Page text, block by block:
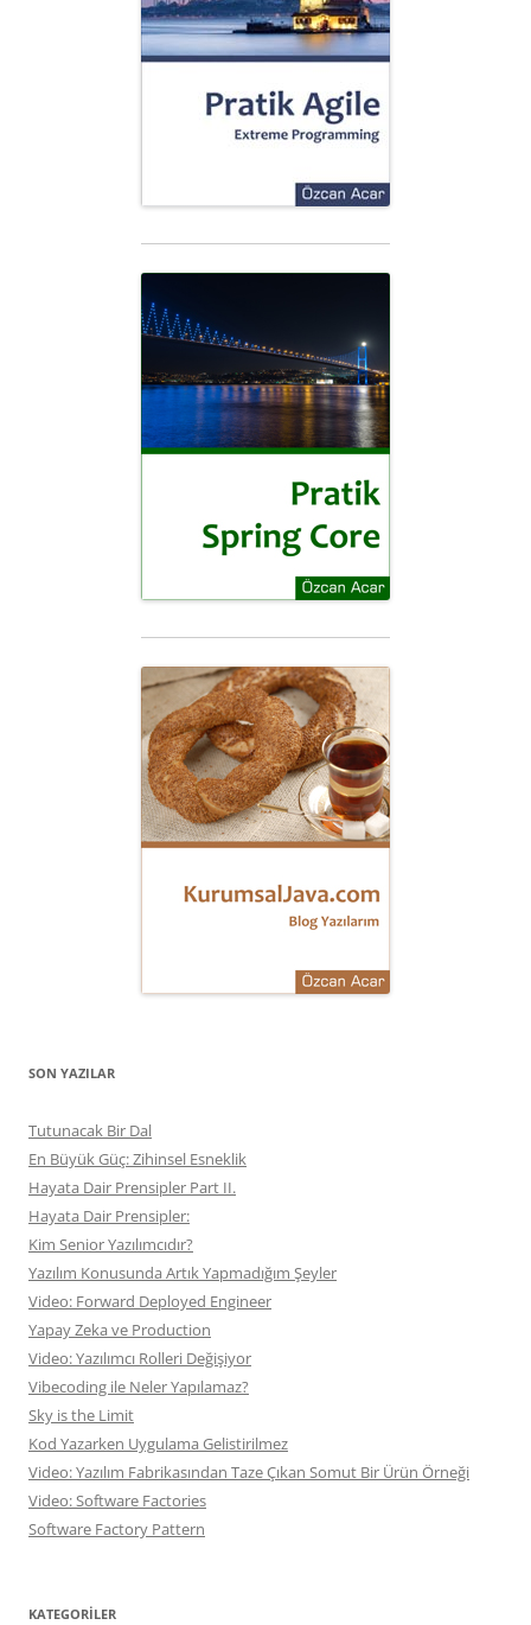
SON YAZILAR
Tutunacak Bir Dal
En Büyük Güç: Zihinsel Esneklik
Hayata Dair Prensipler Part II.
Hayata Dair Prensipler:
Kim Senior Yazılımcıdır?
Yazılım Konusunda Artık Yapmadığım Şeyler
Video: Forward Deployed Engineer
Yapay Zeka ve Production
Video: Yazılımcı Rolleri Değişiyor
Vibecoding ile Neler Yapılamaz?
Sky is the Limit
Kod Yazarken Uygulama Gelistirilmez
Video: Yazılım Fabrikasından Taze Çıkan Somut Bir Ürün Örneği
Video: Software Factories
Software Factory Pattern
KATEGORILER